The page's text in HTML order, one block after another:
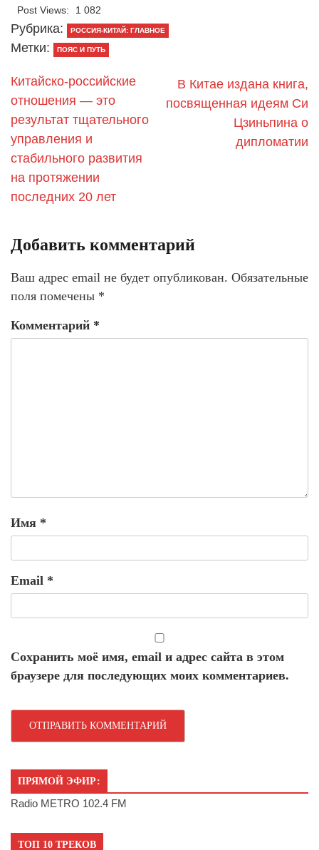
Post Views: 1 082
Рубрика: РОССИЯ-КИТАЙ: ГЛАВНОЕ
Метки: ПОЯС И ПУТЬ
Китайско-российские
отношения — это
результат тщательного
управления и
стабильного развития
на протяжении
последних 20 лет
В Китае издана книга,
посвященная идеям Си
Цзиньпина о
дипломатии
Добавить комментарий
Ваш адрес email не будет опубликован. Обязательные
поля помечены *
Комментарий *
Имя *
Email *
Сохранить моё имя, email и адрес сайта в этом
браузере для последующих моих комментариев.
ПРЯМОЙ ЭФИР:
Radio METRO 102.4 FM
ТОП 10 ТРЕКОВ